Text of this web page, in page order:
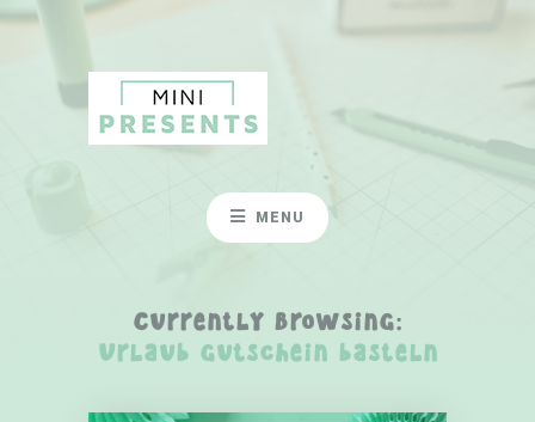
MENU
Currently Browsing:
Urlaub Gutschein basteln